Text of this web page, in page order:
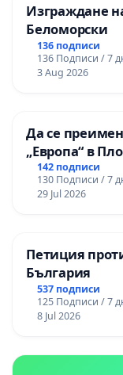
Изграждане
Беломорски
136 подписи
136 Подписи / 7
3 Aug 2026
Да се
„Европа“ в
142 подписи
130 Подписи / 7
29 Jul 2026
Петиция
България
537 подписи
125 Подписи / 7
8 Jul 2026